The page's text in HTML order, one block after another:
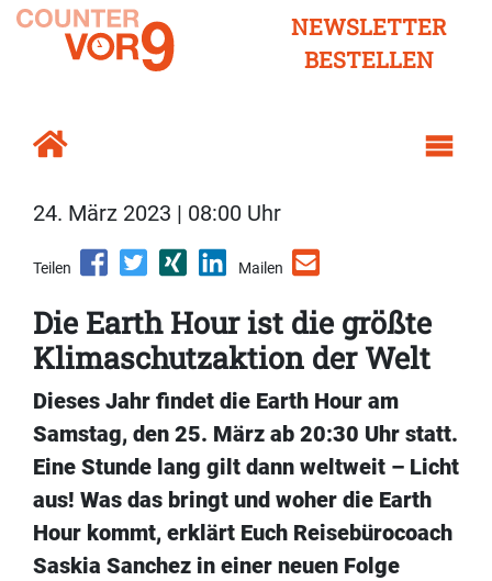
NEWSLETTER
BESTELLEN
24. März 2023 | 08:00 Uhr
Teilen Mailen
Die Earth Hour ist die größte
Klimaschutzaktion der Welt
Dieses Jahr findet die Earth Hour am
Samstag, den 25. März ab 20:30 Uhr statt.
Eine Stunde lang gilt dann weltweit – Licht
aus! Was das bringt und woher die Earth
Hour kommt, erklärt Euch Reisebürocoach
Saskia Sanchez in einer neuen Folge